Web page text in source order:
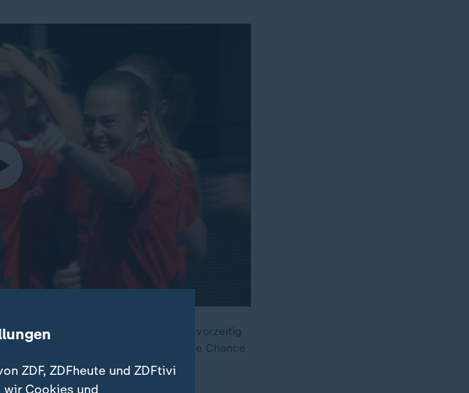
einen 3:1-Sieg gegen Freiburg vorzeitig
Donnerstag winkt im Pokalfinale die Chance
ZDF, ZDFheute und ZDFtivi
wir Cookies und